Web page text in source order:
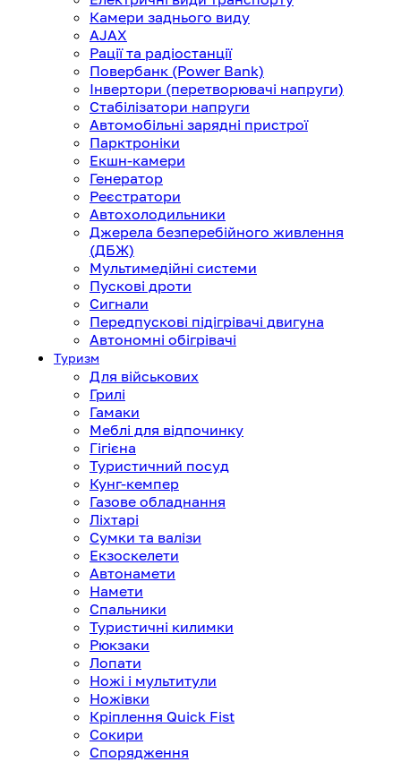
Камери заднього виду
AJAX
Рації та радіостанції
Повербанк (Power Bank)
Інвертори (перетворювачі напруги)
Стабілізатори напруги
Автомобільні зарядні пристрої
Парктроніки
Екшн-камери
Генератор
Реєстратори
Автохолодильники
Джерела безперебійного живлення
(ДБЖ)
Мультимедійні системи
Пускові дроти
Сигнали
Передпускові підігрівачі двигуна
Автономні обігрівачі
Туризм
Для військових
Грилі
Гамаки
Меблі для відпочинку
Гігієна
Туристичний посуд
Кунг-кемпер
Газове обладнання
Ліхтарі
Сумки та валізи
Екзоскелети
Автонамети
Намети
Спальники
Туристичні килимки
Рюкзаки
Лопати
Ножі і мультитули
Ножівки
Кріплення Quick Fist
Сокири
Спорядження